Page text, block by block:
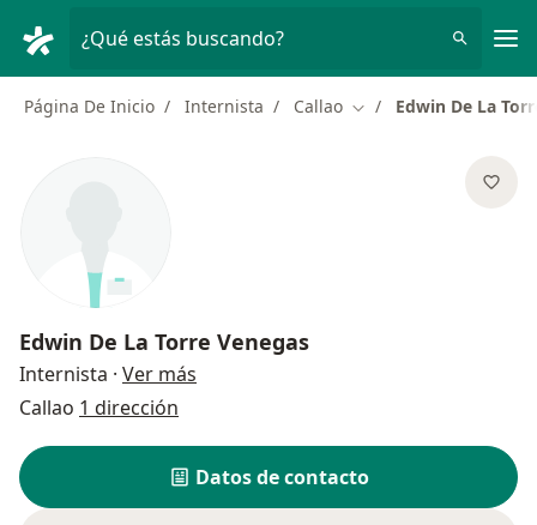
¿Qué estás buscando?
Página De Inicio Internista Callao Cambiar de ciudad
Edwin De La
Edwin De La Torre Venegas
Internista · Ver más
Callao 1 dirección
Datos de contacto